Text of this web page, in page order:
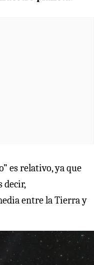
es relativo, ya que
decir,
entre la Tierra y